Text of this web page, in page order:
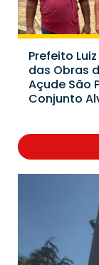
Prefeito
das Obras
Açude São
Conjunto